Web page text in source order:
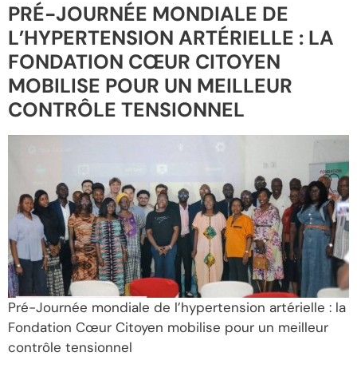
PRÉ-JOURNÉE MONDIALE DE
L’HYPERTENSION ARTÉRIELLE : LA
FONDATION CŒUR CITOYEN
MOBILISE POUR UN MEILLEUR
CONTRÔLE TENSIONNEL
Pré-Journée mondiale de l’hypertension artérielle : la
Fondation Cœur Citoyen mobilise pour un meilleur
contrôle tensionnel